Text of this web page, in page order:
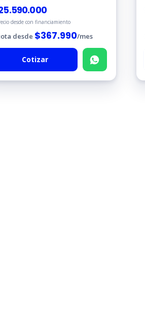
desde con financiamiento
desde $367.990/mes
Cotizar